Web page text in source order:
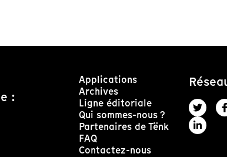
:
Applications
Archives
Ligne éditoriale
Qui sommes-nous ?
Partenaires de Tënk
FAQ
Contactez-nous